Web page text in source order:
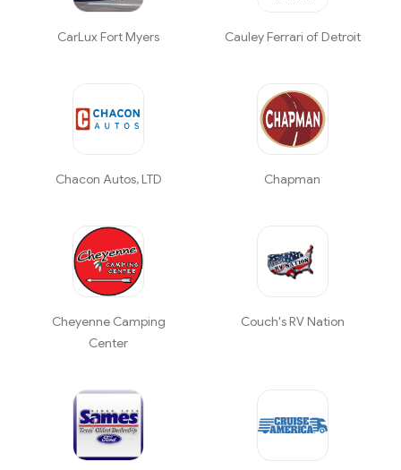
CarLux Fort Myers Cauley Ferrari of Detroit
Chacon Autos, LTD Chapman
Cheyenne Camping
Center
Couch's RV Nation